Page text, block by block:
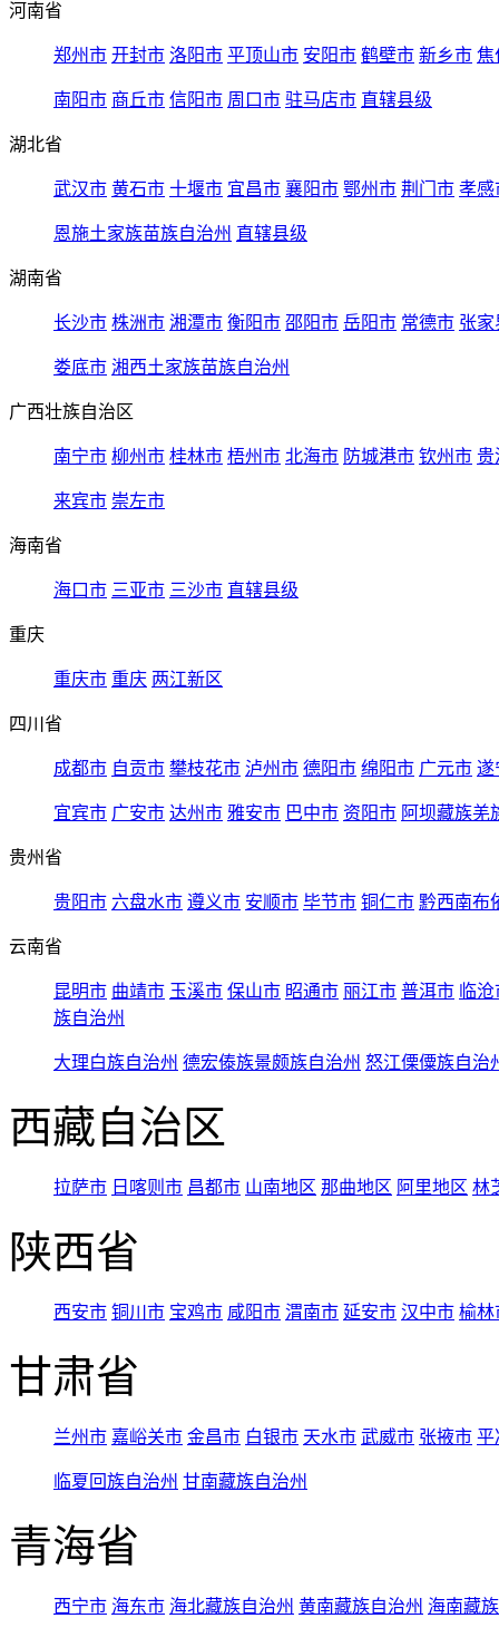
河南省
郑州市 开封市 洛阳市 平顶山市 安阳市 鹤壁市 新乡市 焦
南阳市 商丘市 信阳市 周口市 驻马店市 直辖县级
湖北省
武汉市 黄石市 十堰市 宜昌市 襄阳市 鄂州市 荆门市 孝感
恩施土家族苗族自治州 直辖县级
湖南省
长沙市 株洲市 湘潭市 衡阳市 邵阳市 岳阳市 常德市 张家
娄底市 湘西土家族苗族自治州
广西壮族自治区
南宁市 柳州市 桂林市 梧州市 北海市 防城港市 钦州市 贵
来宾市 崇左市
海南省
海口市 三亚市 三沙市 直辖县级
重庆
重庆市 重庆 两江新区
四川省
成都市 自贡市 攀枝花市 泸州市 德阳市 绵阳市 广元市 遂
宜宾市 广安市 达州市 雅安市 巴中市 资阳市 阿坝藏族羌
贵州省
贵阳市 六盘水市 遵义市 安顺市 毕节市 铜仁市 黔西南布
云南省
昆明市 曲靖市 玉溪市 保山市 昭通市 丽江市 普洱市 临
族自治州
大理白族自治州 德宏傣族景颇族自治州 怒江傈僳族自治
西藏自治区
拉萨市 日喀则市 昌都市 山南地区 那曲地区 阿里地区 林
陕西省
西安市 铜川市 宝鸡市 咸阳市 渭南市 延安市 汉中市 榆林
甘肃省
兰州市 嘉峪关市 金昌市 白银市 天水市 武威市 张掖市 平
临夏回族自治州 甘南藏族自治州
青海省
西宁市 海东市 海北藏族自治州 黄南藏族自治州 海南藏